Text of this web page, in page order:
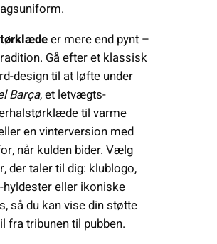
er mere end pynt –
Gå efter et klassisk
design til at løfte under
Barça, et letvægts-
til varme
en vinterversion med
når kulden bider. Vælg
der taler til dig: klublogo,
eller ikoniske
så du kan vise din støtte
fra tribunen til pubben.